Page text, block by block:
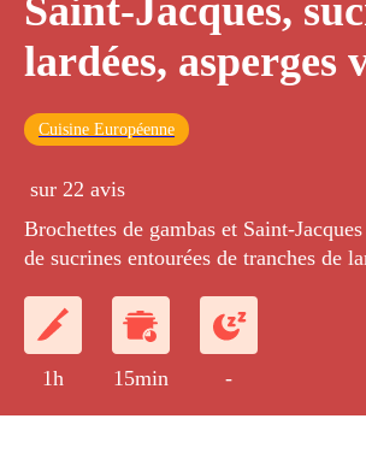
Saint-Jacques,
lardées, asperges
Cuisine Européenne
sur 22 avis
Brochettes de gambas et Saint-
de sucrines entourées de tranches de
1h 15min -